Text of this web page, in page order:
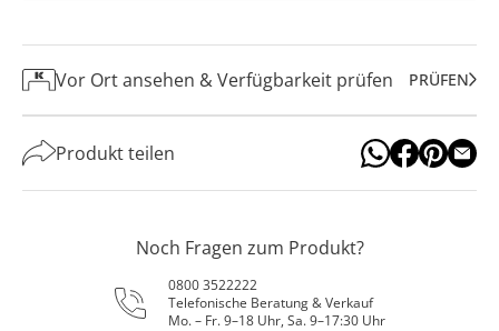
Vor Ort ansehen & Verfügbarkeit prüfen PRÜFEN
Produkt teilen
Noch Fragen zum Produkt?
0800 3522222
Telefonische Beratung & Verkauf
Mo. – Fr. 9–18 Uhr, Sa. 9–17:30 Uhr